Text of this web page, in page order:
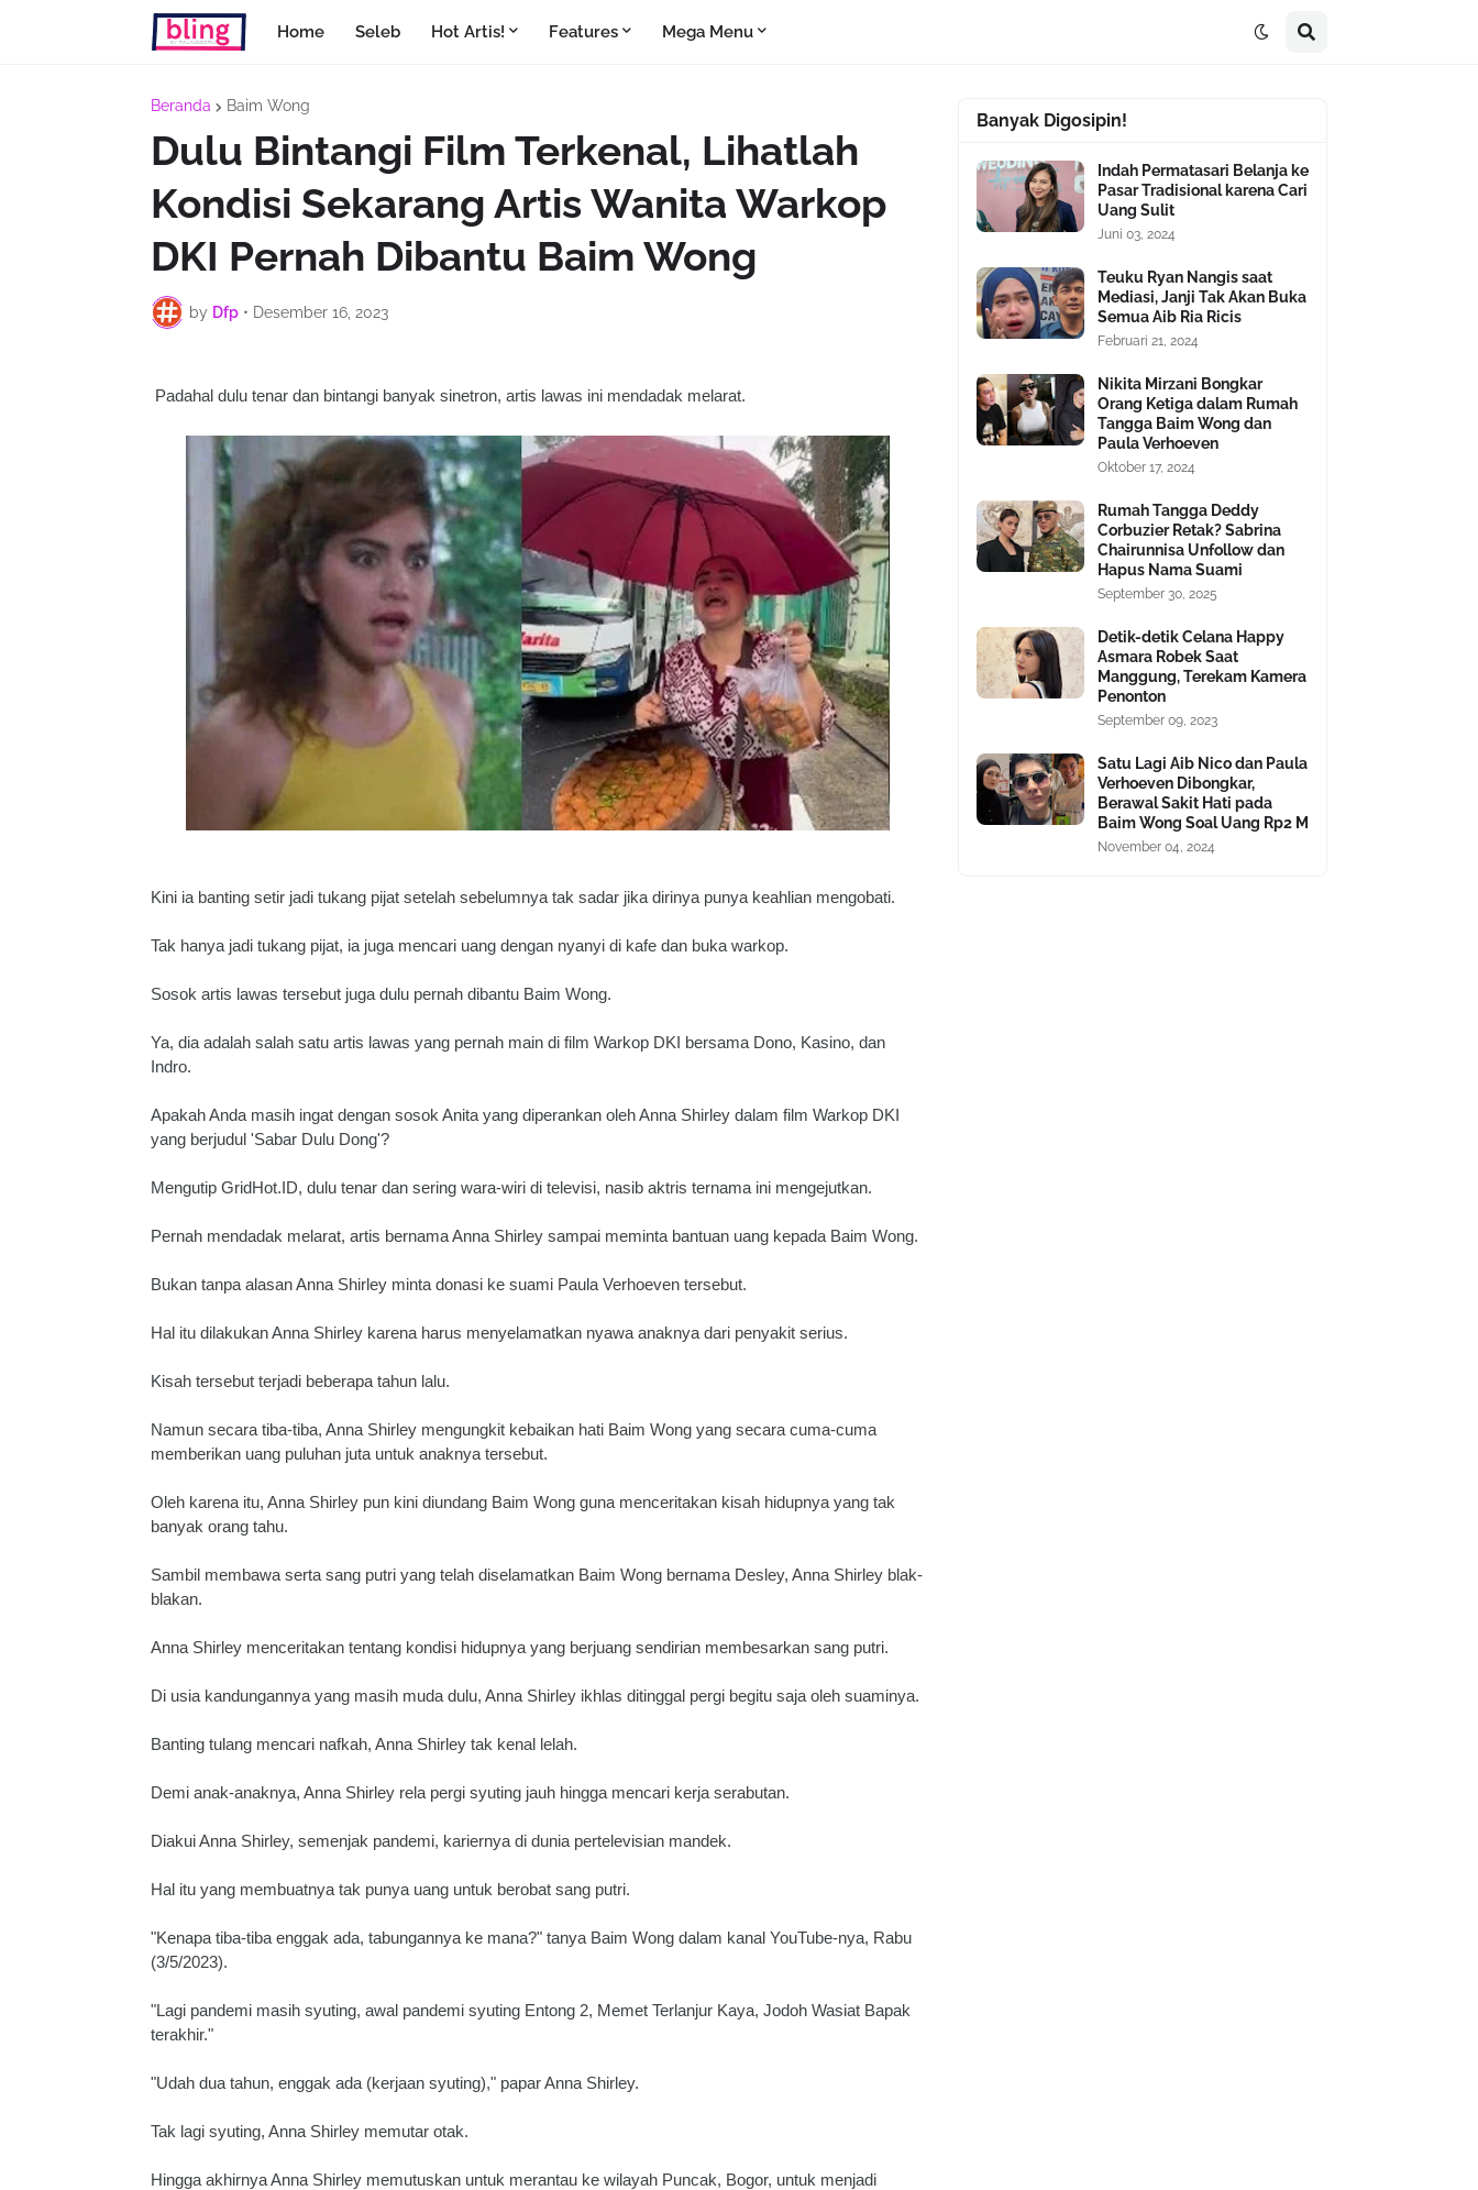
Home Seleb Hot Artis! Features Mega Menu
Beranda Baim Wong
Dulu Bintangi Film Terkenal, Lihatlah
Kondisi Sekarang Artis Wanita Warkop
DKI Pernah Dibantu Baim Wong
by Dfp • Desember 16, 2023
Padahal dulu tenar dan bintangi banyak sinetron, artis lawas ini mendadak melarat.
Kini ia banting setir jadi tukang pijat setelah sebelumnya tak sadar jika dirinya punya keahlian mengobati.
Tak hanya jadi tukang pijat, ia juga mencari uang dengan nyanyi di kafe dan buka warkop.
Sosok artis lawas tersebut juga dulu pernah dibantu Baim Wong.
Ya, dia adalah salah satu artis lawas yang pernah main di film Warkop DKI bersama Dono, Kasino, dan
Indro.
Apakah Anda masih ingat dengan sosok Anita yang diperankan oleh Anna Shirley dalam film Warkop DKI
yang berjudul 'Sabar Dulu Dong'?
Mengutip GridHot.ID, dulu tenar dan sering wara-wiri di televisi, nasib aktris ternama ini mengejutkan.
Pernah mendadak melarat, artis bernama Anna Shirley sampai meminta bantuan uang kepada Baim Wong.
Bukan tanpa alasan Anna Shirley minta donasi ke suami Paula Verhoeven tersebut.
Hal itu dilakukan Anna Shirley karena harus menyelamatkan nyawa anaknya dari penyakit serius.
Kisah tersebut terjadi beberapa tahun lalu.
Namun secara tiba-tiba, Anna Shirley mengungkit kebaikan hati Baim Wong yang secara cuma-cuma
memberikan uang puluhan juta untuk anaknya tersebut.
Oleh karena itu, Anna Shirley pun kini diundang Baim Wong guna menceritakan kisah hidupnya yang tak
banyak orang tahu.
Sambil membawa serta sang putri yang telah diselamatkan Baim Wong bernama Desley, Anna Shirley blak-
blakan.
Anna Shirley menceritakan tentang kondisi hidupnya yang berjuang sendirian membesarkan sang putri.
Di usia kandungannya yang masih muda dulu, Anna Shirley ikhlas ditinggal pergi begitu saja oleh suaminya.
Banting tulang mencari nafkah, Anna Shirley tak kenal lelah.
Demi anak-anaknya, Anna Shirley rela pergi syuting jauh hingga mencari kerja serabutan.
Diakui Anna Shirley, semenjak pandemi, kariernya di dunia pertelevisian mandek.
Hal itu yang membuatnya tak punya uang untuk berobat sang putri.
"Kenapa tiba-tiba enggak ada, tabungannya ke mana?" tanya Baim Wong dalam kanal YouTube-nya, Rabu
(3/5/2023).
"Lagi pandemi masih syuting, awal pandemi syuting Entong 2, Memet Terlanjur Kaya, Jodoh Wasiat Bapak
terakhir."
"Udah dua tahun, enggak ada (kerjaan syuting)," papar Anna Shirley.
Tak lagi syuting, Anna Shirley memutar otak.
Hingga akhirnya Anna Shirley memutuskan untuk merantau ke wilayah Puncak, Bogor, untuk menjadi
Banyak Digosipin!
Indah Permatasari Belanja ke
Pasar Tradisional karena Cari
Uang Sulit
Juni 03, 2024
Teuku Ryan Nangis saat
Mediasi, Janji Tak Akan Buka
Semua Aib Ria Ricis
Februari 21, 2024
Nikita Mirzani Bongkar
Orang Ketiga dalam Rumah
Tangga Baim Wong dan
Paula Verhoeven
Oktober 17, 2024
Rumah Tangga Deddy
Corbuzier Retak? Sabrina
Chairunnisa Unfollow dan
Hapus Nama Suami
September 30, 2025
Detik-detik Celana Happy
Asmara Robek Saat
Manggung, Terekam Kamera
Penonton
September 09, 2023
Satu Lagi Aib Nico dan Paula
Verhoeven Dibongkar,
Berawal Sakit Hati pada
Baim Wong Soal Uang Rp2 M
November 04, 2024